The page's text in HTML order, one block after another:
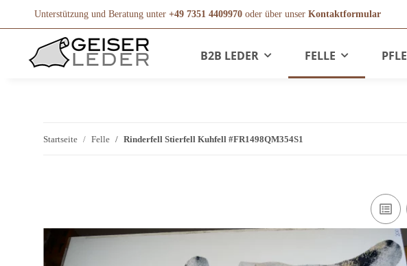
Unterstützung und Beratung unter +49 7351 4409970 oder über unser Kontaktformular
B2B LEDER FELLE
Startseite Felle Rinderfell Stierfell Kuhfell #FR1498QM354S1